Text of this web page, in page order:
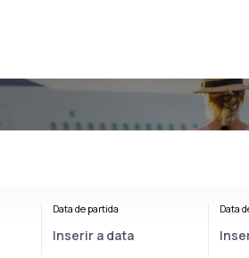
Data de partida Data